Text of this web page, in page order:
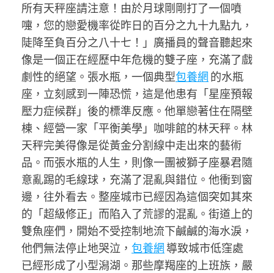
所有天秤座請注意！由於月球剛剛打了一個噴
嚏，您的戀愛機率從昨日的百分之九十九點九，
陡降至負百分之八十七！」廣播員的聲音聽起來
像是一個正在經歷中年危機的雙子座，充滿了戲
劇性的絕望。張水瓶，一個典型包養網 的水瓶
座，立刻感到一陣恐慌，這是他患有「星座預報
壓力症候群」後的標準反應。他單戀著住在隔壁
棟、經營一家「平衡美學」咖啡館的林天秤。林
天秤完美得像是從黃金分割線中走出來的藝術
品。而張水瓶的人生，則像一團被獅子座暴君隨
意亂踢的毛線球，充滿了混亂與錯位。他衝到窗
邊，往外看去。整座城市已經因為這個突如其來
的「超級修正」而陷入了荒謬的混亂。街道上的
雙魚座們，開始不受控制地流下鹹鹹的海水淚，
他們無法停止地哭泣， 包養網 導致城市低窪處
已經形成了小型潟湖。那些摩羯座的上班族，嚴